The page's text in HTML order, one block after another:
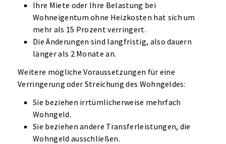
Ihre Miete oder Ihre Belastung bei
Wohneigentum ohne Heizkosten hat sich um
mehr als 15 Prozent verringert.
Die Änderungen sind langfristig, also dauern
länger als 2 Monate an.
Weitere mögliche Voraussetzungen für eine
Verringerung oder Streichung des Wohngeldes:
Sie beziehen irrtümlicherweise mehrfach
Wohngeld.
Sie beziehen andere Transferleistungen, die
Wohngeld ausschließen.